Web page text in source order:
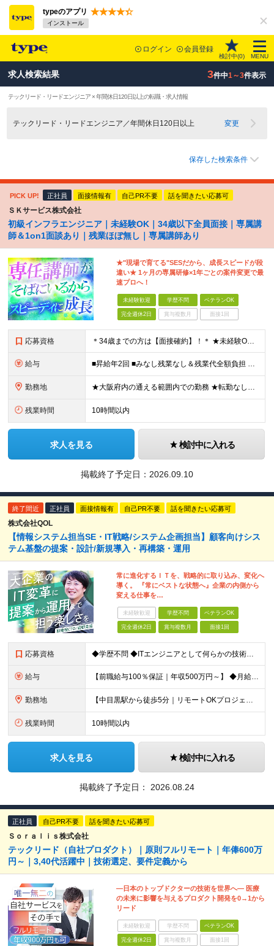
typeのアプリ
インストール
ログイン 会員登録
検討中(0) MENU
求人検索結果 3件中1～3件表示
テックリード・リードエンジニア × 年間休日120日以上の転職・求人情報
テックリード・リードエンジニア／年間休日120日以上 変更
保存した検索条件
PICK UP! 正社員 面接情報有 自己PR不要 話を聞きたい応募可
ＳＫサービス株式会社
初級インフラエンジニア｜未経験OK｜34歳以下全員面接｜専属講
師＆1on1面談あり｜残業ほぼ無し｜専属講師あり
★"現場で育てる"SESだから、成長スピードが段
違い★ 1ヶ月の専属研修×1年ごとの案件変更で最
速プロへ！
未経験歓迎 学歴不問 ベテランOK
完全週休2日 賞与複数月 面接1回
応募資格 ＊34歳までの方は【面接確約】！＊ ★未経験OK＆経歴一切不問！ ★正社員デビューの方も歓迎します！ ★第二新卒・既卒歓迎 ★学歴不問 ＊専属の講師や1on1のサポートもあり、安心してスタートできま
給与 ■昇給年2回 ■みなし残業なし＆残業代全額負担 ■資格取得報奨金あり（5,000円～10万円） ★IT系の資格をお持ちの方は【月給30万円～】スタートが可能！ 月給21万5000円～60万円 未経
勤務地 ★大阪府内の通える範囲内での勤務 ★転勤なし！ 【新入社員研修の実施場所】 オフィス：大阪府大阪市北区西天満4-3-17 MF西天満ビル12F ※研修後は大阪府内の各プロジェクト先となります。 ※
残業時間 10時間以内
求人を見る 検討中に入れる
掲載終了予定日： 2026.09.10
終了間近 正社員 面接情報有 自己PR不要 話を聞きたい応募可
株式会社QOL
【情報システム担当SE・IT戦略/システム企画担当】顧客向けシス
テム基盤の提案・設計/新規導入・再構築・運用
常に進化するＩＴを、戦略的に取り込み、変化へ
導く。 『常にベストな状態へ』企業の内側から
変える仕事を…
未経験歓迎 学歴不問 ベテランOK
完全週休2日 賞与複数月 面接1回
応募資格 ◆学歴不問 ◆ITエンジニアとして何らかの技術実務経験（職種問わず） ＜こんな方におすすめです！＞ ・要件定義やクライアントとの折衝など上流工程の経験を積みたい方 ・顧客の業務改善などにも踏み込ん
給与 【前職給与100％保証｜年収500万円～】 ◆⽉給41万7,000円〜＋業績(決算)賞与 ※上記の金額は、あくまで当社希望求人の基準提示額です。 ※個々人経験・能力などを充分考慮し決定します。 ※
勤務地 【中目黒駅から徒歩5分｜リモートOKプロジェクトあり】 下記プロジェクト先での勤務となります。 ◆プロジェクト先 東京都⽬⿊区上⽬⿊ ◆本社 東京都港区西新橋3-5-9 HOYO新虎ビル 10F
残業時間 10時間以内
求人を見る 検討中に入れる
掲載終了予定日： 2026.08.24
正社員 自己PR不要 話を聞きたい応募可
Ｓｏｒａｌｉｓ株式会社
テックリード（自社プロダクト）｜原則フルリモート｜年俸600万
円～｜3,40代活躍中｜技術選定、要件定義から
―日本のトップドクターの技術を世界へ― 医療
の未来に影響を与えるプロダクト開発を0→1から
リード
未経験歓迎 学歴不問 ベテランOK
完全週休2日 賞与複数月 面接1回